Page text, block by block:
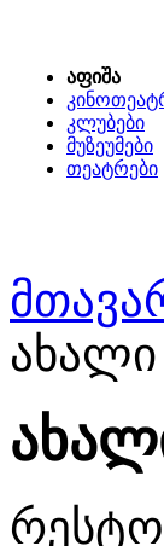
აფიშა
კლუბები
მუზეუმები
თეატრები